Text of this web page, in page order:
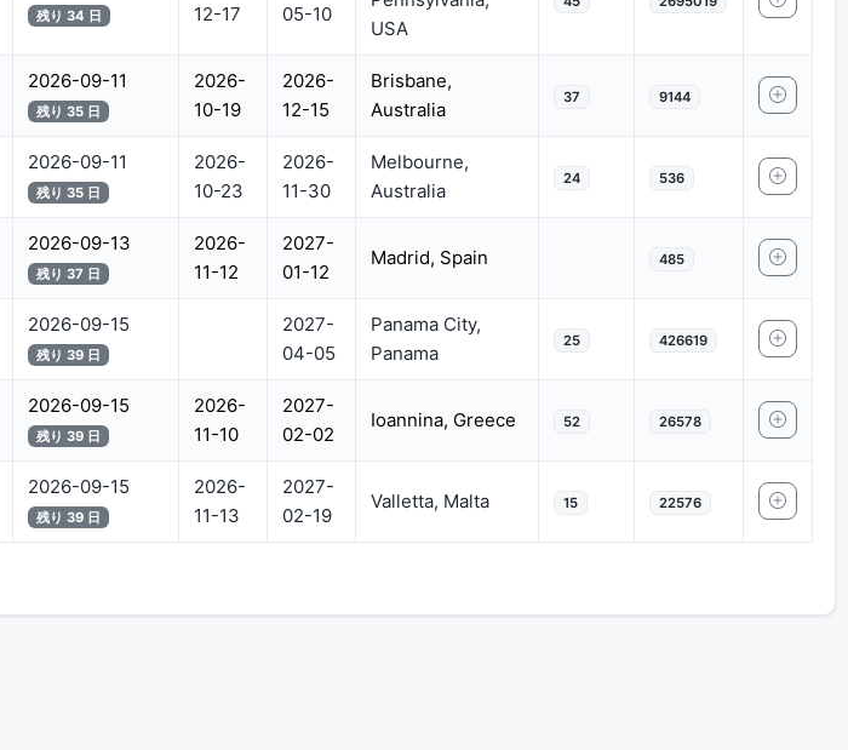
残り 34 日
12-17
05-10
USA
2026-09-11
残り 35 日
2026-
10-19
2026-
12-15
Brisbane,
Australia
37 9144
2026-09-11
残り 35 日
2026-
10-23
2026-
11-30
Melbourne,
Australia
24 536
2026-09-13
残り 37 日
2026-
11-12
2027-
01-12
Madrid, Spain 485
2026-09-15
残り 39 日
2027-
04-05
Panama City,
Panama
25 426619
2026-09-15
残り 39 日
2026-
11-10
2027-
02-02
Ioannina, Greece 52 26578
2026-09-15
残り 39 日
2026-
11-13
2027-
02-19
Valletta, Malta 15 22576